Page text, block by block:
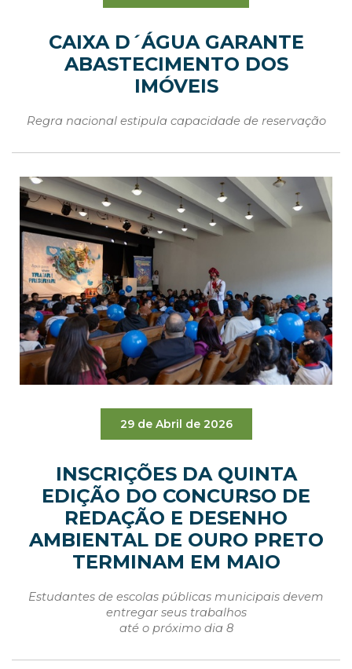
CAIXA D´ÁGUA GARANTE
ABASTECIMENTO DOS
IMÓVEIS
Regra nacional estipula capacidade de reservação
29 de Abril de 2026
INSCRIÇÕES DA QUINTA
EDIÇÃO DO CONCURSO DE
REDAÇÃO E DESENHO
AMBIENTAL DE OURO PRETO
TERMINAM EM MAIO
Estudantes de escolas públicas municipais devem
entregar seus trabalhos
até o próximo dia 8